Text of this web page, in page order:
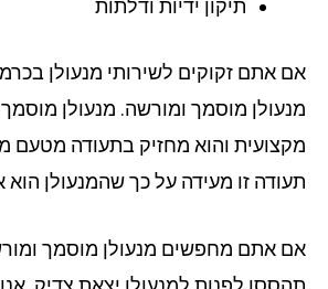
תיקון ידיות ודלתות
אתם זקוקים לשירותי מנעולן
מוסמך ומורשה. מנעולן מוסמך
והוא מחזיק בתעודה מטעם
זו מעידה על כך שהמנעולן הוא אדם
אתם מחפשים מנעולן מוסמך ומורשה